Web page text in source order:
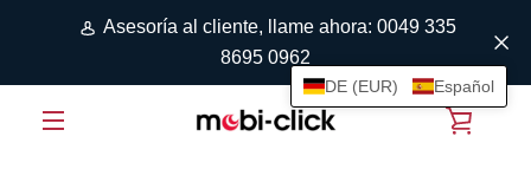
directamente
contenido
Asesoría al cliente, llame ahora: 0049 335
8695 0962
DE (EUR) Español